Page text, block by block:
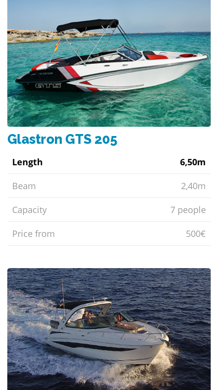
Glastron GTS 205
Length 6,50m
Beam 2,40m
Capacity 7 people
Price from 500€